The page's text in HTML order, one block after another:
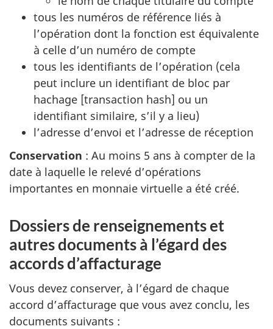
tous les numéros de référence liés à
l’opération dont la fonction est équivalente
à celle d’un numéro de compte
tous les identifiants de l’opération (cela
peut inclure un identifiant de bloc par
hachage [transaction hash] ou un
identifiant similaire, s’il y a lieu)
l’adresse d’envoi et l’adresse de réception
Conservation : Au moins 5 ans à compter de la
date à laquelle le relevé d’opérations
importantes en monnaie virtuelle a été créé.
Dossiers de renseignements et
autres documents à l’égard des
accords d’affacturage
Vous devez conserver, à l’égard de chaque
accord d’affacturage que vous avez conclu, les
documents suivants :